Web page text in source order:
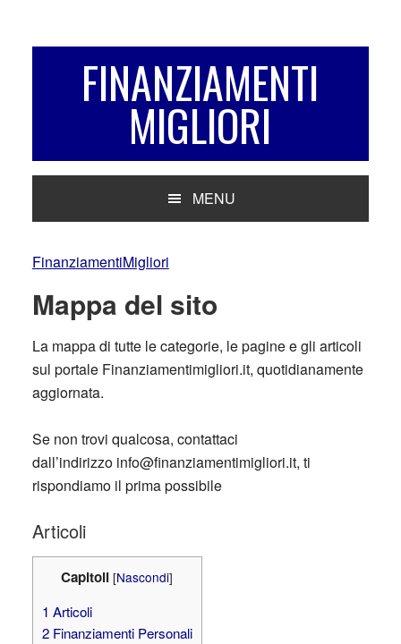
FINANZIAMENTI
MIGLIORI
MENU
FinanziamentiMigliori
Mappa del sito
La mappa di tutte le categorie, le pagine e gli articoli
sul portale Finanziamentimigliori.it, quotidianamente
aggiornata.
Se non trovi qualcosa, contattaci
dall’indirizzo info@finanziamentimigliori.it, ti
rispondiamo il prima possibile
Articoli
Capitoli [Nascondi]
1 Articoli
2Finanziamenti Personali